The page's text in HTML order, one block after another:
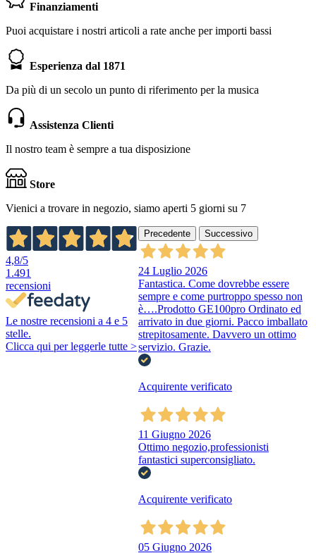
Finanziamenti
Puoi acquistare i nostri articoli a rate anche per importi bassi
Esperienza dal 1871
Da più di un secolo un punto di riferimento per la musica
Assistenza Clienti
Il nostro team è sempre a tua disposizione
Store
Vienici a trovare in negozio, siamo aperti 5 giorni su 7
4,8/5
1.491
recensioni
Le nostre recensioni a 4 e 5
stelle.
Clicca qui per leggerle tutte >
Precedente Successivo
24 Luglio 2026
Fantastica. Come dovrebbe essere
sempre e come purtroppo spesso non
è….Prodotto GE100pro Ordinato ed
arrivato in due giorni. Pacco imballato
strepitosamente. Davvero un ottimo
servizio. Grazie.
Acquirente verificato
11 Giugno 2026
Ottimo negozio,professionisti
fantastici superconsigliato.
Acquirente verificato
05 Giugno 2026